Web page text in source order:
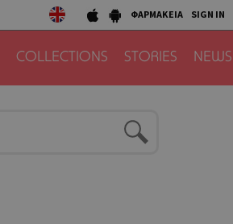
ΦΑΡΜΑΚΕΙΑ SIGN IN
COLLECTIONS STORIES NEWS